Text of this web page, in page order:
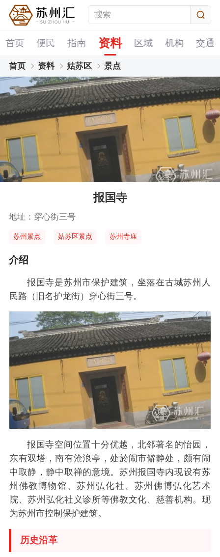
首页 便民 指南 资料 区域 机构 交通
首页 资料 姑苏区 景点
报国寺
地址：穿心街三号
苏州景点 姑苏区景点 苏州寺庙
介绍
报国寺是苏州市保护建筑，坐落在古城苏州人
民路（旧名护龙街）穿心街三号。
报国寺空间位置十分优越，北邻著名的怡园，
东有双塔，南有沧浪亭，处於闹市僻静处，颇有闹
中取静，静中取禅的意境。苏州报国寺内现设有苏
州佛教博物馆、苏州弘化社、苏州佛博弘化艺术
院、苏州弘化社义诊所等佛教文化、慈善机构。现
为苏州市控制保护建筑。
历史沿革